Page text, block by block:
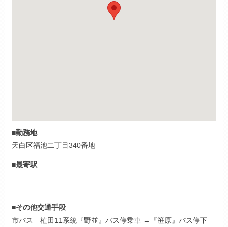
■勤務地
天白区福池二丁目340番地
■最寄駅
■その他交通手段
市バス 植田11系統『野並』バス停乗車 →『笹原』バス停下